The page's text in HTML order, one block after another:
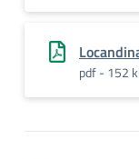
pdf - 152